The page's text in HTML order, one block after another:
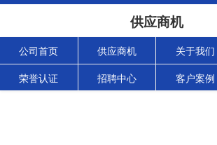
供应商机
公司首页 供应商机 关于我们
荣誉认证 招聘中心 客户案例